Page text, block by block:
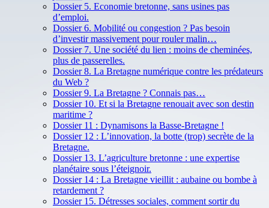
Dossier 5. Economie bretonne, sans usines pas
d’emploi.
Dossier 6. Mobilité ou congestion ? Pas besoin
d’investir massivement pour rouler malin…
Dossier 7. Une société du lien : moins de cheminées,
plus de passerelles.
Dossier 8. La Bretagne numérique contre les prédateurs
du Web ?
Dossier 9. La Bretagne ? Connais pas…
Dossier 10. Et si la Bretagne renouait avec son destin
maritime ?
Dossier 11 : Dynamisons la Basse-Bretagne !
Dossier 12 : L’innovation, la botte (trop) secrète de la
Bretagne.
Dossier 13. L’agriculture bretonne : une expertise
planétaire sous l’éteignoir.
Dossier 14 : La Bretagne vieillit : aubaine ou bombe à
retardement ?
Dossier 15. Détresses sociales, comment sortir du